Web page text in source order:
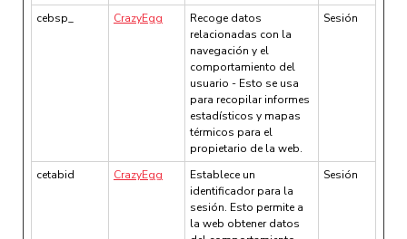
cebsp_ CrazyEgg
Recoge datos
relacionadas con la
navegación y el
comportamiento del
usuario - Esto se usa
para recopilar informes
estadísticos y mapas
térmicos para el
propietario de la web.
Sesión
cetabid CrazyEgg
Establece un
identificador para la
sesión. Esto permite a
la web obtener datos
Sesión